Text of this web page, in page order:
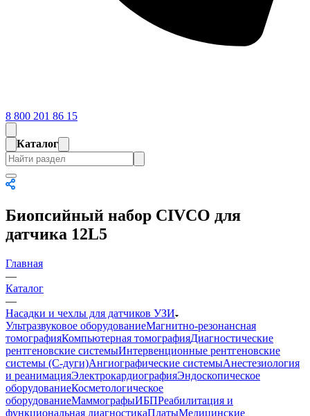
8 800 201 86 15
Каталог
Биопсийный набор CIVCO для
датчика 12L5
Главная
—
Каталог
—
Насадки и чехлы для датчиков УЗИ
Ультразвуковое оборудованиеМагнитно-резонансная
томографияКомпьютерная томографияДиагностические
рентгеновские системыИнтервенционные рентгеновские
системы (С-дуги)Ангиографические системыАнестезиология
и реанимацияЭлектрокардиографияЭндоскопическое
оборудованиеКосметологическое
оборудованиеМаммографыИБПРеабилитация и
функциональная диагностикаПлатыМедицинские